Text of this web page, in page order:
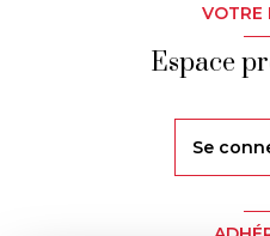
VOTRE
Espace
se